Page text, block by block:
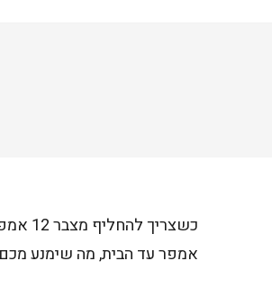
אמפר עד הבית, מה שימנע מכם